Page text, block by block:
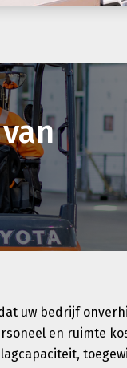
uw bedrijf
en ruimte